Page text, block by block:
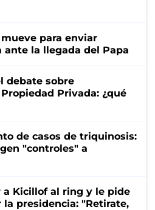
para enviar
ante la llegada del Papa
debate sobre
Privada: ¿qué
de casos de triquinosis:
"controles" a
a Kicillof al ring y le pide
presidencia: "Retirate,